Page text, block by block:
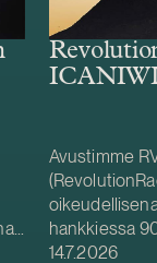
Avustimme
hankkiessa
osakkeista.
Julkaistu
14.7.2026